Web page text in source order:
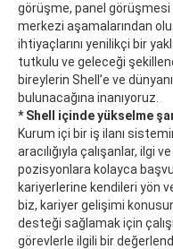
görüşme, panel
merkezi aşamalarından
ihtiyaçlarını yenilikçi bir
tutkulu ve geleceği
bireylerin Shell’e ve
bulunacağına inanıyoruz.
* Shell içinde yükselme
Kurum içi bir iş ilanı
aracılığıyla çalışanlar, ilgi
pozisyonlara kolayca
kariyerlerine kendileri yön
biz, kariyer gelişimi
desteği sağlamak için
görevlerle ilgili bir